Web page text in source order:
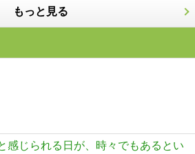
もっと見る
感じられる日が、時々でもあるとい